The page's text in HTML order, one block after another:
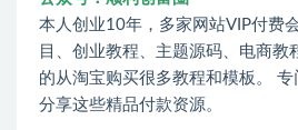
本人创业10年，多家网站VIP付费
目、创业教程、主题源码、电商教
的从淘宝购买很多教程和模板。
分享这些精品付款资源。